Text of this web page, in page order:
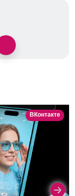
ВКонтакте